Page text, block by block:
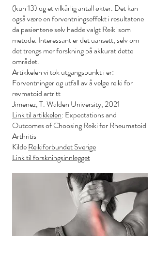
(kun 13) og et vilkårlig antall økter. Det kan
også være en forventningseffekt i resultatene
da pasientene selv hadde valgt Reiki som
metode. Interessant er det uansett, selv om
det trengs mer forskning på akkurat dette
området.
Artikkelen vi tok utgangspunkt i er:
Forventninger og utfall av å velge reiki for
revmatoid artritt
Jimenez, T. Walden University, 2021
Link til artikkelen: Expectations and
Outcomes of Choosing Reiki for Rheumatoid
Arthritis
KildeReikiforbundet Sverige
Link til forskningsinnlegget